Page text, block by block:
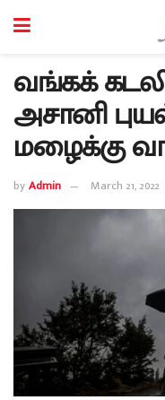
வங்கக்
அசானி
மழைக்கு
byAdmin March 21, 2022